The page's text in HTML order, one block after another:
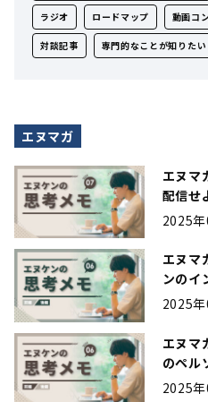
ラジオ ロードマップ 動画コ
対談記事 専門的なことが知りたい
エヌマガ
エヌマ
配信せ
2025
エヌマ
ンのイ
2025
エヌマ
のペル
2025